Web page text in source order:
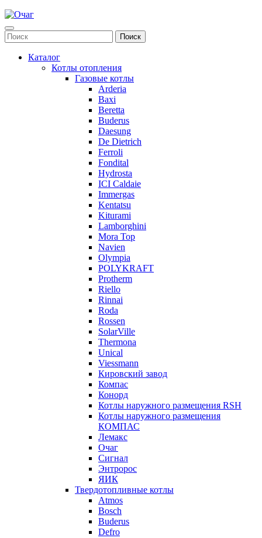
Каталог
Котлы отопления
Газовые котлы
Arderia
Baxi
Beretta
Buderus
Daesung
De Dietrich
Ferroli
Fondital
Hydrosta
ICI Caldaie
Immergas
Kentatsu
Kiturami
Lamborghini
Mora Top
Navien
Olympia
POLYKRAFT
Protherm
Riello
Rinnai
Roda
Rossen
SolarVille
Thermona
Unical
Viessmann
Кировский завод
Компас
Конорд
Котлы наружного размещения RSH
Котлы наружного размещения
КОМПАС
Лемакс
Очаг
Сигнал
Энтророс
ЯИК
Твердотопливные котлы
Atmos
Bosch
Buderus
Defro